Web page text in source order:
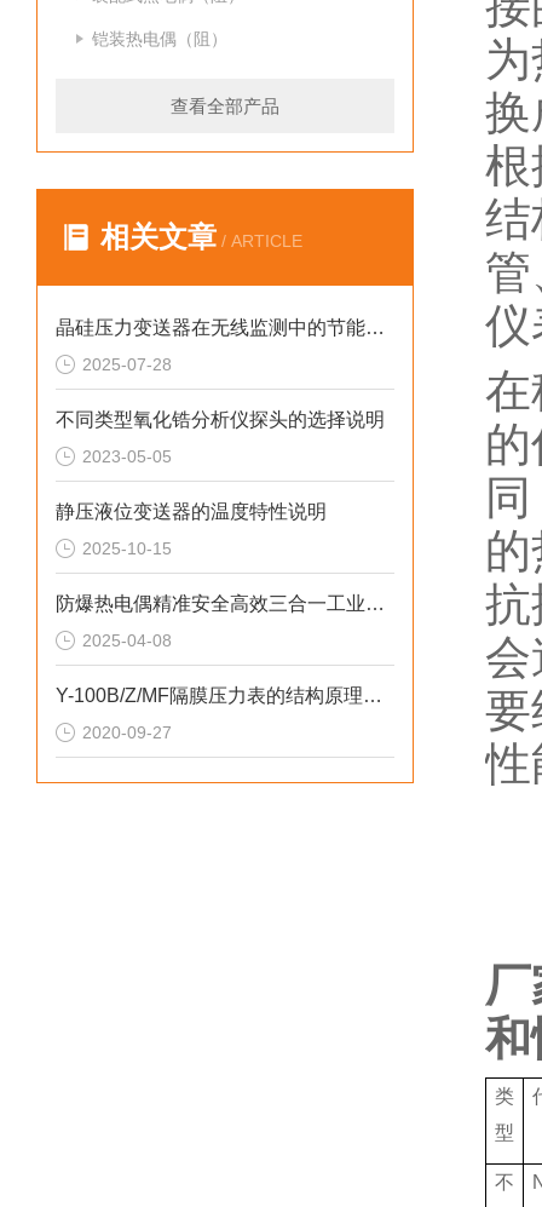
铠装热电偶（阻）
查看全部产品
相关文章 / ARTICLE
晶硅压力变送器在无线监测中的节能方案
2025-07-28
不同类型氧化锆分析仪探头的选择说明
2023-05-05
静压液位变送器的温度特性说明
2025-10-15
防爆热电偶精准安全高效三合一工业测温方案
2025-04-08
Y-100B/Z/MF隔膜压力表的结构原理和温度特性
2020-09-27
换
根
结
仪
在
抗
要
性
和
类
型
不